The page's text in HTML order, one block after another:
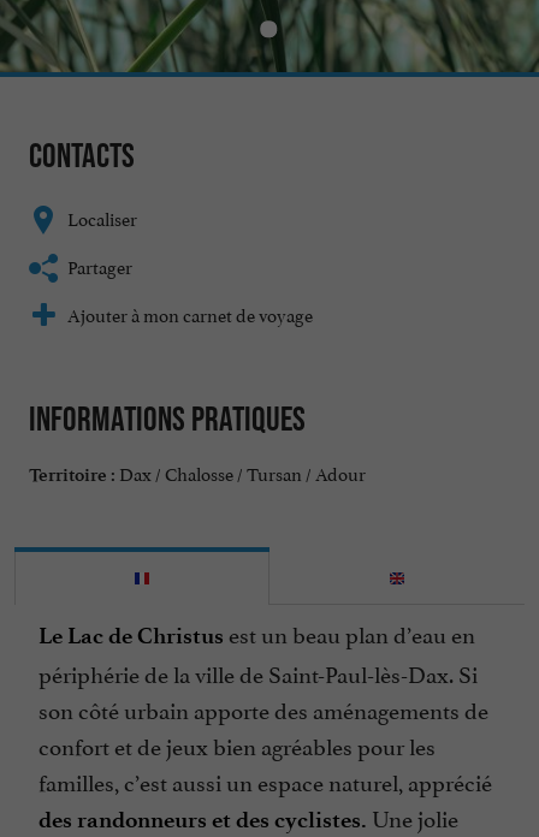
Contacts
Localiser
Partager
Ajouter à mon carnet de voyage
Informations pratiques
Territoire : Dax / Chalosse / Tursan / Adour
Le Lac de Christus est un beau plan d’eau en
périphérie de la ville de Saint-Paul-lès-Dax. Si
son côté urbain apporte des aménagements de
confort et de jeux bien agréables pour les
familles, c’est aussi un espace naturel, apprécié
des randonneurs et des cyclistes. Une jolie